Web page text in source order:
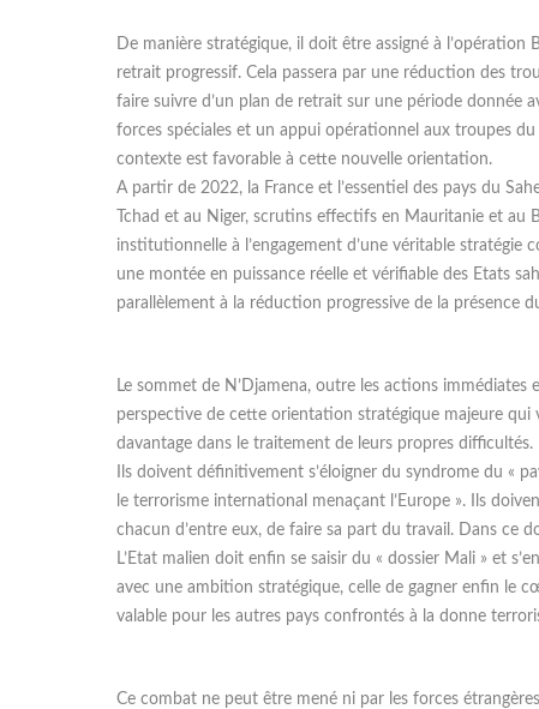
De manière stratégique, il doit être assigné à
retrait progressif. Cela passera par une réduction des
faire suivre d’un plan de retrait sur une période donnée
forces spéciales et un appui opérationnel aux troupes
contexte est favorable à cette nouvelle orientation.
A partir de 2022, la France et l’essentiel des pays du
Tchad et au Niger, scrutins effectifs en Mauritanie et
institutionnelle à l’engagement d’une véritable
une montée en puissance réelle et vérifiable des Etats
parallèlement à la réduction progressive de la présence
Le sommet de N’Djamena, outre les actions
perspective de cette orientation stratégique majeure qui
davantage dans le traitement de leurs propres difficultés.
Ils doivent définitivement s’éloigner du syndrome du «
le terrorisme international menaçant l’Europe ». Ils
chacun d’entre eux, de faire sa part du travail. Dans ce
L’Etat malien doit enfin se saisir du « dossier Mali » et
avec une ambition stratégique, celle de gagner enfin le
valable pour les autres pays confrontés à la donne
Ce combat ne peut être mené ni par les forces